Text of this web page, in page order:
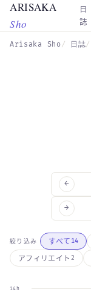
Skip to main content
ARISAKA
Sho
日
誌
Arisaka Sho 日誌
←
→
絞り込み すべて 14
アフィリエイト 2
14h